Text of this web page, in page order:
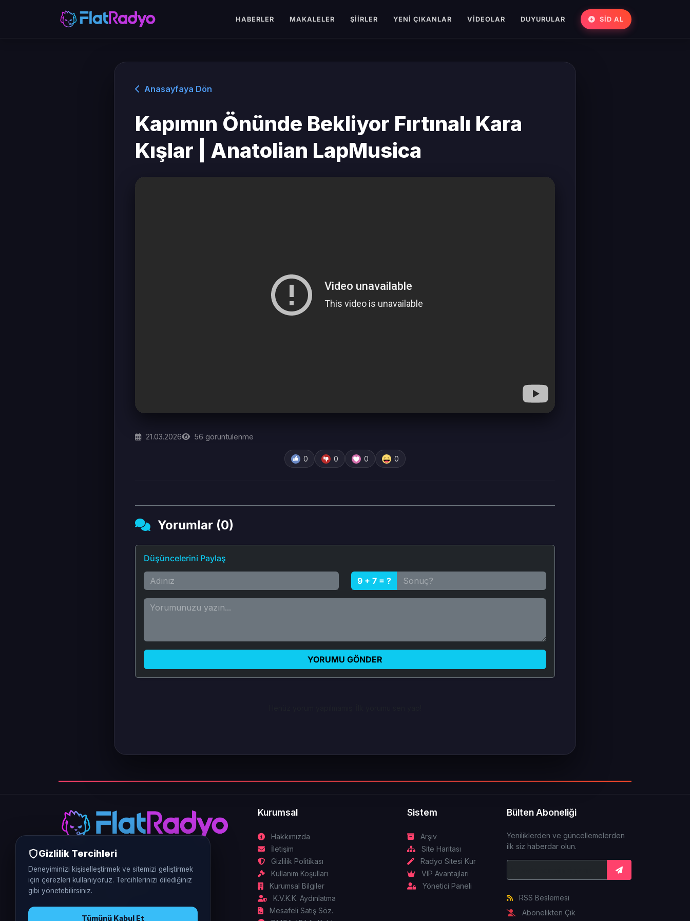
HABERLER MAKALELER ŞIIRLER YENI ÇIKANLAR VIDEOLAR DUYURULAR SİD AL
Anasayfaya Dön
Kapımın Önünde Bekliyor Fırtınalı Kara
Kışlar | Anatolian LapMusica
21.03.2026 56 görüntülenme
0 0 0 0
Yorumlar (0)
Düşüncelerini Paylaş
9 + 7 = ?
YORUMU GÖNDER
0312 226 5770
Vergi No: 9370401248
Kurumsal
Hakkımızda
İletişim
Gizlilik Politikası
Kullanım Koşulları
Kurumsal Bilgiler
K.V.K.K. Aydınlatma
Mesafeli Satış Söz.
Sistem
Arşiv
Site Haritası
Radyo Sitesi Kur
VIP Avantajları
Yönetici Paneli
Bülten Aboneliği
Yeniliklerden ve güncellemelerden
ilk siz haberdar olun.
RSS Beslemesi
Abonelikten Çık
Gizlilik Tercihleri
Deneyiminizi kişiselleştirmek ve sitemizi geliştirmek
için çerezleri kullanıyoruz. Tercihlerinizi dilediğiniz
gibi yönetebilirsiniz.
Tümünü Kabul Et